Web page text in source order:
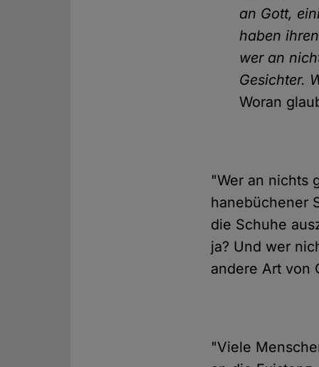
an Gott,
haben
wer an
Gesichter.
Woran
"Wer an nichts
hanebüchener
die Schuhe
ja? Und wer
andere Art von
"Viele